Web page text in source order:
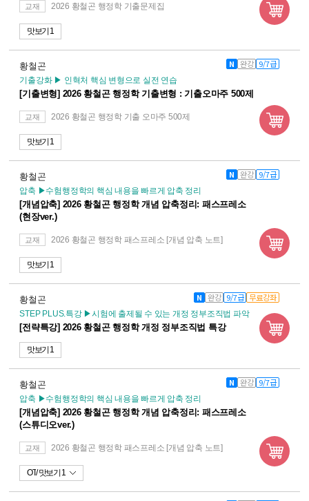
교재 2026 황철곤 행정학 기출문제집
맛보기 1
황철곤 N 완강 9/7급
기출강화 ▶ 인혁처 핵심 변형으로 실전 연습
[기출변형] 2026 황철곤 행정학 기출변형 : 기출오마주 500제
교재 2026 황철곤 행정학 기출 오마주 500제
맛보기 1
황철곤 N 완강 9/7급
압축 ▶수험행정학의 핵심 내용을 빠르게 압축 정리
[개념압축] 2026 황철곤 행정학 개념 압축정리: 패스프레소
(현장ver.)
교재 2026 황철곤 행정학 패스프레소 [개념 압축 노트]
맛보기 1
황철곤 N 완강 9/7급 무료강좌
STEP PLUS.특강 ▶시험에 출제될 수 있는 개정 정부조직법 파악
[전략특강] 2026 황철곤 행정학 개정 정부조직법 특강
맛보기 1
황철곤 N 완강 9/7급
압축 ▶수험행정학의 핵심 내용을 빠르게 압축 정리
[개념압축] 2026 황철곤 행정학 개념 압축정리: 패스프레소
(스튜디오ver.)
교재 2026 황철곤 행정학 패스프레소 [개념 압축 노트]
OT 맛보기 1